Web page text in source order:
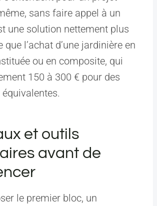
sans faire appel à un
une solution nettement plus
que l’achat d’une jardinière en
ou en composite, qui
150 à 300 € pour des
et outils
avant de
le premier bloc, un